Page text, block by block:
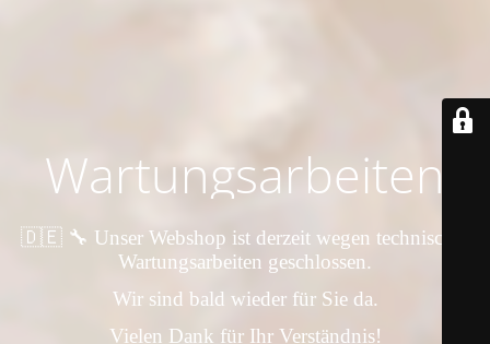
Wartungsarbeiten
🇩🇪 🔧 Unser Webshop ist derzeit wegen technischer
Wartungsarbeiten geschlossen.
Wir sind bald wieder für Sie da.
Vielen Dank für Ihr Verständnis!